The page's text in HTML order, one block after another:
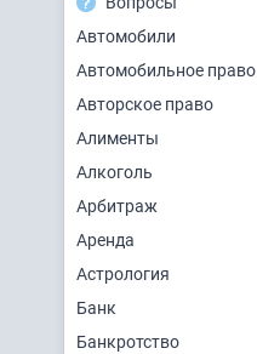
Автомобили
Автомобильное право
Авторское право
Алименты
Алкоголь
Арбитраж
Аренда
Астрология
Банк
Банкротство